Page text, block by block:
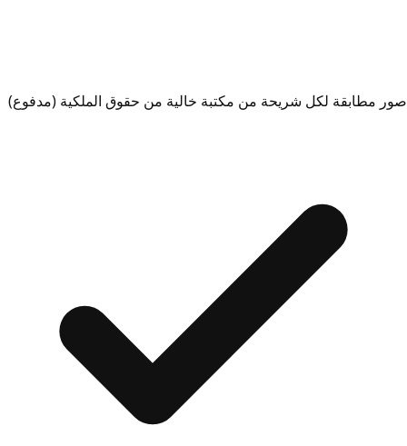
صور مطابقة لكل شريحة من مكتبة خالية من حقوق الملكية (مدفوع)